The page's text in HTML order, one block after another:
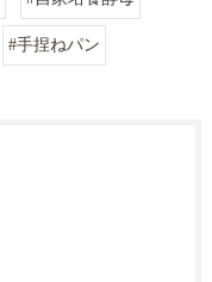
#手捏ねパン